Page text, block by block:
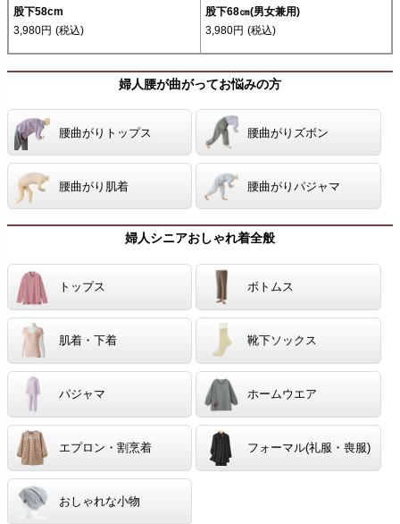
股下58cm
3,980円 (税込)
股下68㎝(男女兼用)
3,980円 (税込)
婦人腰が曲がってお悩みの方
腰曲がりトップス 腰曲がりズボン
腰曲がり肌着 腰曲がりパジャマ
婦人シニアおしゃれ着全般
トップス ボトムス
肌着・下着 靴下ソックス
パジャマ ホームウエア
エプロン・割烹着 フォーマル(礼服・喪服)
おしゃれな小物